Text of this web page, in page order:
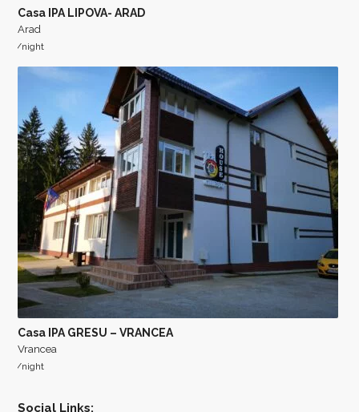
Casa IPA LIPOVA- ARAD
Arad
/night
Casa IPA GRESU – VRANCEA
Vrancea
/night
Social Links: